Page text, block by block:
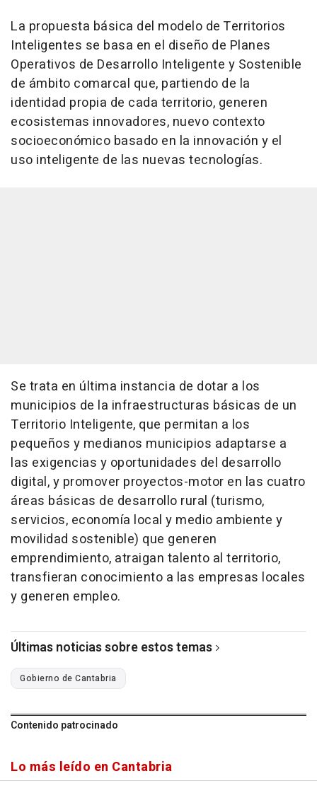
La propuesta básica del modelo de Territorios
Inteligentes se basa en el diseño de Planes
Operativos de Desarrollo Inteligente y Sostenible
de ámbito comarcal que, partiendo de la
identidad propia de cada territorio, generen
ecosistemas innovadores, nuevo contexto
socioeconómico basado en la innovación y el
uso inteligente de las nuevas tecnologías.
Se trata en última instancia de dotar a los
municipios de la infraestructuras básicas de un
Territorio Inteligente, que permitan a los
pequeños y medianos municipios adaptarse a
las exigencias y oportunidades del desarrollo
digital, y promover proyectos-motor en las cuatro
áreas básicas de desarrollo rural (turismo,
servicios, economía local y medio ambiente y
movilidad sostenible) que generen
emprendimiento, atraigan talento al territorio,
transfieran conocimiento a las empresas locales
y generen empleo.
Últimas noticias sobre estos temas
Gobierno de Cantabria
Contenido patrocinado
Lo más leído en Cantabria